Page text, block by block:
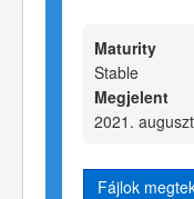
Maturity
Stable
Megjelent
2021.
Fájlok